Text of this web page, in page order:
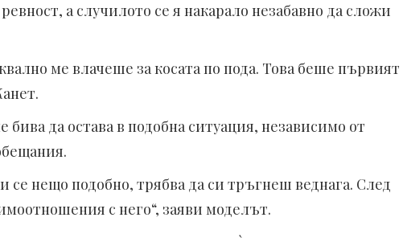
а случилото се я накарало незабавно да сложи
ме влачеше за косата по пода. Това беше първият
бива да остава в подобна ситуация, независимо от
се нещо подобно, трябва да си тръгнеш веднага. След
с него“, заяви моделът.